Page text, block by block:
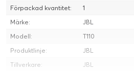
Förpackad kvantitet:
1
Märke:
JBL
Modell:
T110
Produktlinje:
JBL
Tillverkare:
JBL